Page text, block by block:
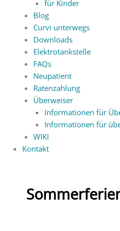
für Kinder
Blog
Curvi unterwegs
Downloads
Elektrotankstelle
FAQs
Neupatient
Ratenzahlung
Überweiser
Informationen für
Informationen für
WIKI
Kontakt